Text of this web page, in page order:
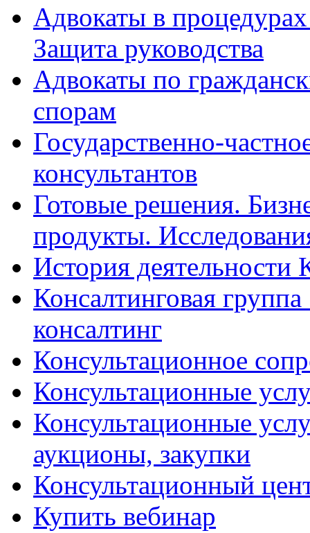
Адвокаты в
Защита руководства
Адвокаты по
спорам
Государственно-
консультантов
Готовые решения.
продукты.
История деятельности
Консалтинговая
консалтинг
Консультационное
Консультационные
Консультационные
аукционы, закупки
Консультационный
Купить вебинар